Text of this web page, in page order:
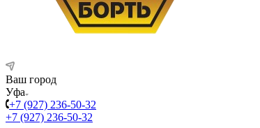
Ваш город
Уфа
+7 (927) 236-50-32
+7 (927) 236-50-32